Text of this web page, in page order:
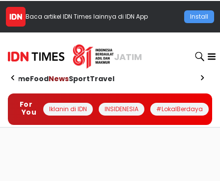
Baca artikel IDN Times lainnya di IDN App Install
JATIM
HomeFoodNewsSportTravel
For
You
Iklanin di IDN INSIDENESIA #LokalBerdaya